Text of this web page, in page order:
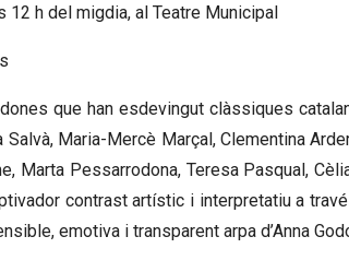
12 h del migdia, al Teatre Municipal
que han esdevingut clàssiques
Maria-Mercè Marçal, Clementina
Marta Pessarrodona, Teresa Pasqual,
contrast artístic i interpretatiu a
emotiva i transparent arpa d’Anna